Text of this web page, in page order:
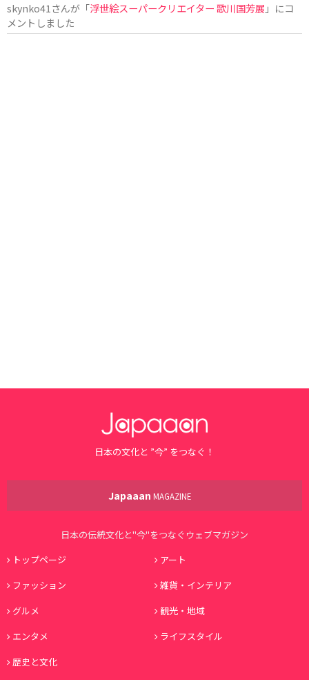
skynko41さんが「浮世絵スーパークリエイター 歌川国芳展 」にコ
メントしました
日本の文化と ”今” をつなぐ！
Japaaan MAGAZINE
日本の伝統文化と"今"をつなぐウェブマガジン
トップページ
アート
ファッション
雑貨・インテリア
グルメ
観光・地域
エンタメ
ライフスタイル
歴史と文化